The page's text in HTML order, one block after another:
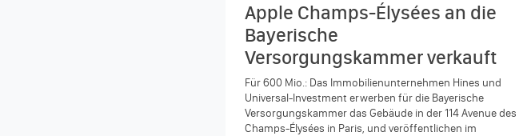
Apple Champs-Élysées an die
Bayerische
Versorgungskammer verkauft
Für 600 Mio.: Das Immobilienunternehmen Hines und
Universal-Investment erwerben für die Bayerische
Versorgungskammer das Gebäude in der 114 Avenue des
Champs-Élysées in Paris, und veröffentlichen im